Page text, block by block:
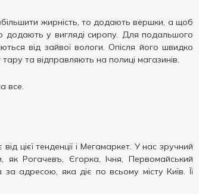
жирність, то додають вершки, а щоб
у вигляді сиропу. Для подальшого
від зайвої вологи. Опісля його швидко
та відправляють на полиці магазинів.
все.
цієї тенденції і Мегамаркет. У нас зручний
Рогачевъ, Єгорка, Ічня, Первомайський
адресою, яка діє по всьому місту Київ. Її